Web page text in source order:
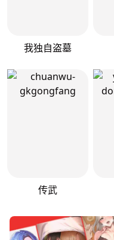
我独自盗墓
传武